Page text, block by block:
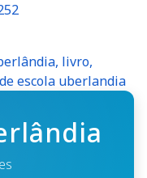
livro,
escola uberlandia